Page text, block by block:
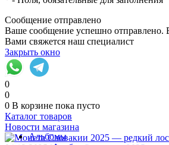
Сообщение отправлено
Ваше сообщение успешно отправлено.
Вами свяжется наш специалист
Закрыть окно
0
0
0 В корзине пока пусто
Каталог товаров
Альбомы
Новости магазина